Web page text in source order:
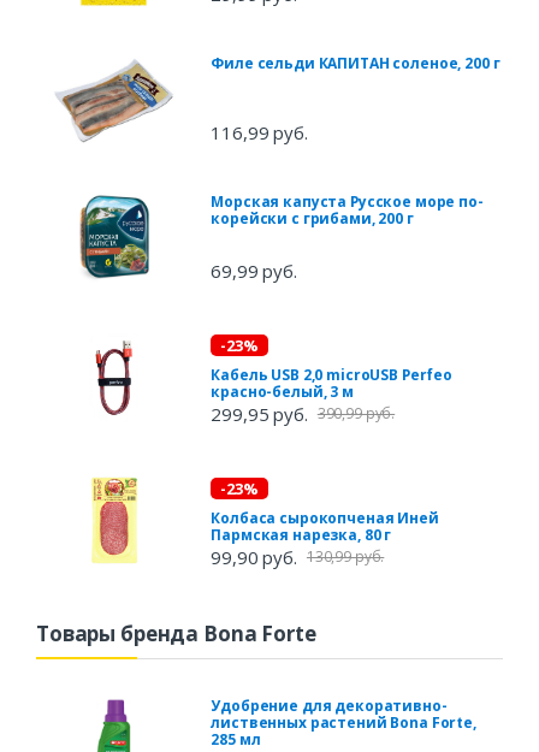
Филе сельди КАПИТАН соленое, 200 г
116,99 руб.
Морская капуста Русское море по-
корейски с грибами, 200 г
69,99 руб.
-23%
Кабель USB 2,0 microUSB Perfeo
красно-белый, 3 м
299,95 руб. 390,99 руб.
-23%
Колбаса сырокопченая Иней
Пармская нарезка, 80 г
99,90 руб. 130,99 руб.
Товары бренда Bona Forte
Удобрение для декоративно-
лиственных растений Bona Forte,
285 мл